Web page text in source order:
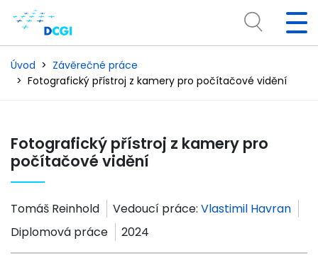
Úvod
Závěrečné práce
Fotografický přístroj z kamery pro počítačové vidění
Fotografický přístroj z kamery pro
počítačové vidění
Tomáš Reinhold Vedoucí práce: Vlastimil Havran
Diplomová práce
2024